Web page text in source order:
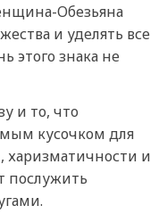
Обезьяна
и уделять все
этого знака не
и то, что
кусочком для
харизматичности и
послужить